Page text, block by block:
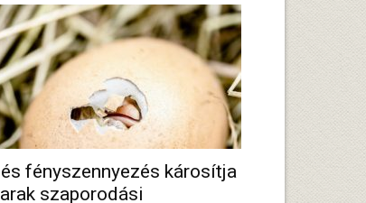
fényszennyezés károsítja
szaporodási